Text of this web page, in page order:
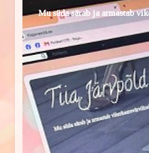
Mu süda särab ja armastab